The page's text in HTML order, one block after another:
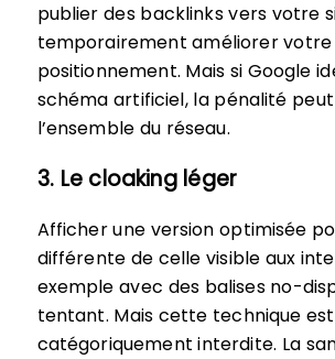
publier des backlinks vers votre
temporairement améliorer votre
positionnement. Mais si Google
schéma artificiel, la pénalité peut
l’ensemble du réseau.
3. Le cloaking léger
Afficher une version optimisée
différente de celle visible aux
exemple avec des balises no-
tentant. Mais cette technique est
catégoriquement interdite. La